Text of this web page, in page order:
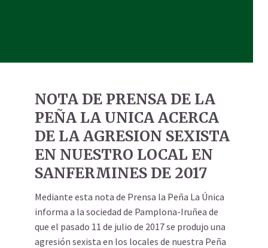
NOTA DE PRENSA DE LA
PEÑA LA UNICA ACERCA
DE LA AGRESION SEXISTA
EN NUESTRO LOCAL EN
SANFERMINES DE 2017
Mediante esta nota de Prensa la Peña La Única
informa a la sociedad de Pamplona-Iruñea de
que el pasado 11 de julio de 2017 se produjo una
agresión sexista en los locales de nuestra Peña